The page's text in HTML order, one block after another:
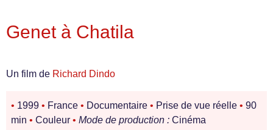
Genet à Chatila
Un film de Richard Dindo
• 1999 • France • Documentaire • Prise de vue réelle • 90
min • Couleur • Mode de production : Cinéma